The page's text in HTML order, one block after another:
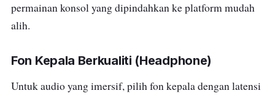
permainan konsol yang dipindahkan ke platform mudah
alih.
Fon Kepala Berkualiti (Headphone)
Untuk audio yang imersif, pilih fon kepala dengan latensi